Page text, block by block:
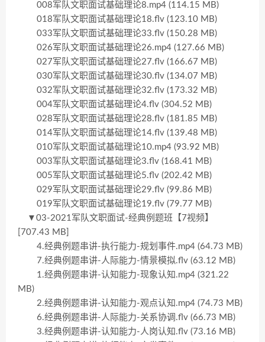
008军队文职面试基础理论8.mp4 (114.15 MB)
018军队文职面试基础理论18.flv (123.10 MB)
033军队文职面试基础理论33.flv (150.28 MB)
026军队文职面试基础理论26.mp4 (127.66 MB)
027军队文职面试基础理论27.flv (166.67 MB)
030军队文职面试基础理论30.flv (134.07 MB)
032军队文职面试基础理论32.flv (173.32 MB)
004军队文职面试基础理论4.flv (304.52 MB)
028军队文职面试基础理论28.flv (181.85 MB)
014军队文职面试基础理论14.flv (139.48 MB)
010军队文职面试基础理论10.mp4 (93.92 MB)
003军队文职面试基础理论3.flv (168.41 MB)
005军队文职面试基础理论5.flv (202.42 MB)
029军队文职面试基础理论29.flv (99.86 MB)
019军队文职面试基础理论19.flv (79.77 MB)
▼03-2021军队文职面试-经典例题班【7视频】
[707.43 MB]
4.经典例题串讲-执行能力-规划事件.mp4 (64.73 MB)
7.经典例题串讲-人际能力-情景模拟.flv (63.12 MB)
1.经典例题串讲-认知能力-现象认知.mp4 (321.22
MB)
2.经典例题串讲-认知能力-观点认知.mp4 (74.73 MB)
6.经典例题串讲-人际能力-关系协调.flv (66.73 MB)
3.经典例题串讲-认知能力-人岗认知.flv (73.16 MB)